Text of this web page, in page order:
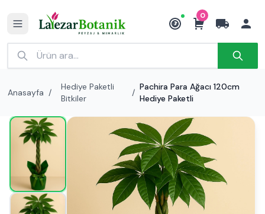
₺
0
Anasayfa /
Hediye Paketli
Bitkiler
/
Pachira Para Ağacı 120cm
Hediye Paketli